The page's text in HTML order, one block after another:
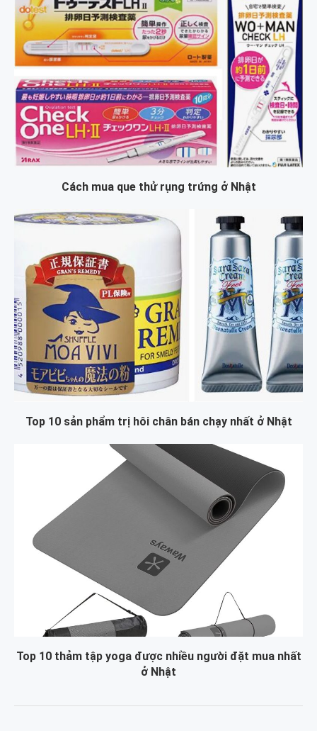
Cách mua que thử rụng trứng ở Nhật
Top 10 sản phẩm trị hôi chân bán chạy nhất ở Nhật
Top 10 thảm tập yoga được nhiều người đặt mua nhất
ở Nhật